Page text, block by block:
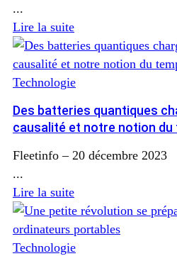
...
Lire la suite
Technologie
Des batteries quantiques
causalité et notre notion du
Fleetinfo – 20 décembre 2023
...
Lire la suite
Technologie